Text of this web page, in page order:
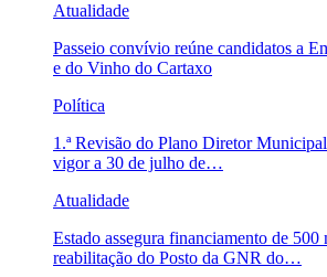
Atualidade
Passeio convívio reúne candidatos a
e do Vinho do Cartaxo
Política
1.ª Revisão do Plano Diretor
vigor a 30 de julho de…
Atualidade
Estado assegura financiamento de 500
reabilitação do Posto da GNR do…